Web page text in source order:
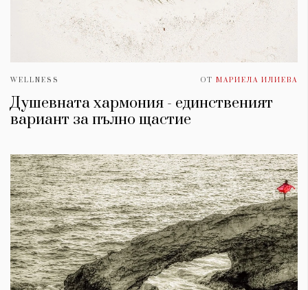
WELLNESS ОТ МАРИЕЛА ИЛИЕВА
Душевната хармония - единственият
вариант за пълно щастие